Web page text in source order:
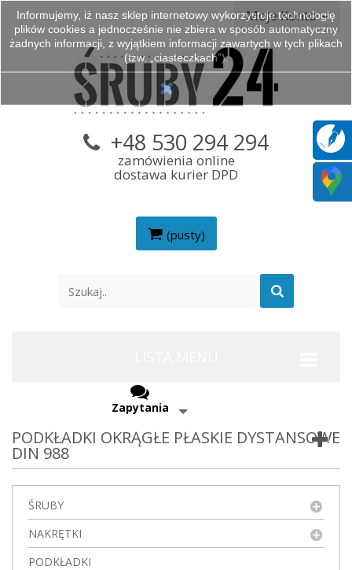
Moje Konto
(pusty)
+48 530 294 294
zamówienia online
dostawa kurier DPD
Zapytania
PODKŁADKI OKRĄGŁE PŁASKIE DYSTANSOWE
DIN 988
ŚRUBY
NAKRĘTKI
PODKŁADKI
Informujemy, iż nasz sklep internetowy wykorzystuje technologię
plików cookies a jednocześnie nie zbiera w sposób automatyczny
żadnych informacji, z wyjątkiem informacji zawartych w tych plikach
(tzw. „ciasteczkach”).